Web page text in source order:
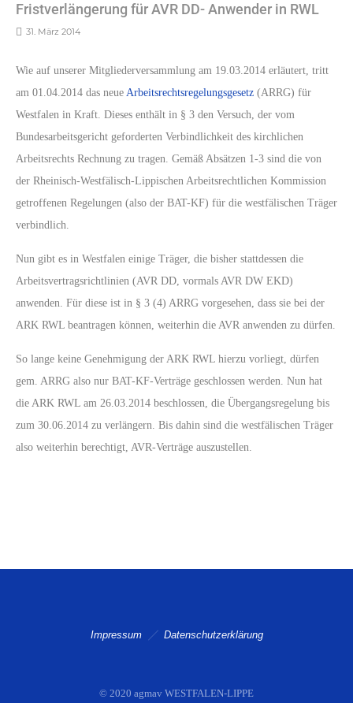
Fristverlängerung für AVR DD- Anwender in RWL
31. März 2014
Wie auf unserer Mitgliederversammlung am 19.03.2014 erläutert, tritt
am 01.04.2014 das neue Arbeitsrechtsregelungsgesetz (ARRG) für
Westfalen in Kraft. Dieses enthält in § 3 den Versuch, der vom
Bundesarbeitsgericht geforderten Verbindlichkeit des kirchlichen
Arbeitsrechts Rechnung zu tragen. Gemäß Absätzen 1-3 sind die von
der Rheinisch-Westfälisch-Lippischen Arbeitsrechtlichen Kommission
getroffenen Regelungen (also der BAT-KF) für die westfälischen Träger
verbindlich.
Nun gibt es in Westfalen einige Träger, die bisher stattdessen die
Arbeitsvertragsrichtlinien (AVR DD, vormals AVR DW EKD)
anwenden. Für diese ist in § 3 (4) ARRG vorgesehen, dass sie bei der
ARK RWL beantragen können, weiterhin die AVR anwenden zu dürfen.
So lange keine Genehmigung der ARK RWL hierzu vorliegt, dürfen
gem. ARRG also nur BAT-KF-Verträge geschlossen werden. Nun hat
die ARK RWL am 26.03.2014 beschlossen, die Übergangsregelung bis
zum 30.06.2014 zu verlängern. Bis dahin sind die westfälischen Träger
also weiterhin berechtigt, AVR-Verträge auszustellen.
Impressum Datenschutzerklärung
© 2020 agmav WESTFALEN-LIPPE